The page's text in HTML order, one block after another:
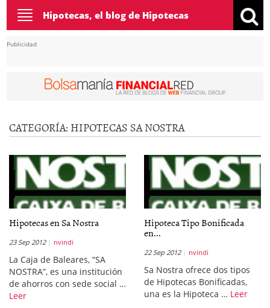
Toggle
navigation
Hipotecas, el blog de Hipotecas
Publicidad
CATEGORÍA: HIPOTECAS SA NOSTRA
Hipotecas en Sa Nostra
23 Sep 2012 nvindi
La Caja de Baleares, “SA
NOSTRA”, es una institución
de ahorros con sede social …
Leer
Hipoteca Tipo Bonificada
en...
22 Sep 2012 nvindi
Sa Nostra ofrece dos tipos
de Hipotecas Bonificadas,
una es la Hipoteca … Leer